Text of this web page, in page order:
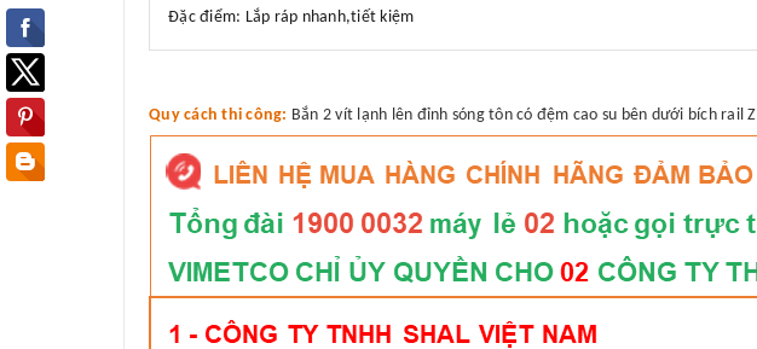
Đặc điểm: Lắp ráp nhanh,tiết kiệm
Quy cách thi công: Bắn 2 vít lạnh lên đỉnh sóng tôn có đệm cao su bên dưới bích rail Z